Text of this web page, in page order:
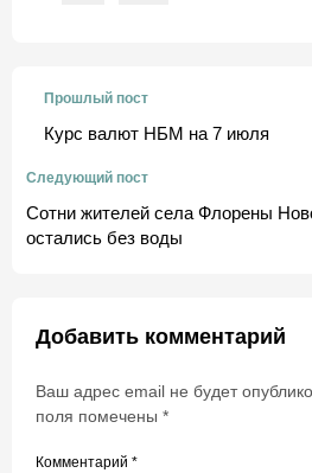
Прошлый пост
Курс валют НБМ на 7 июля
Следующий пост
Сотни жителей села Флорены
остались без воды
Добавить комментарий
Ваш адрес email не будет
поля помечены *
Комментарий *